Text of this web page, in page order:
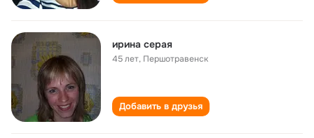
ирина серая
45 лет, Першотравенск
Добавить в друзья